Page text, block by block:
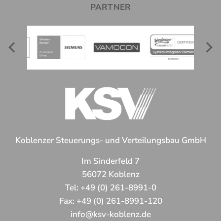
PARTNER
Koblenzer Steuerungs- und Verteilungsbau GmbH
Im Sinderfeld 7
56072 Koblenz
Tel: +49 (0) 261-8991-0
Fax: +49 (0) 261-8991-120
info@ksv-koblenz.de